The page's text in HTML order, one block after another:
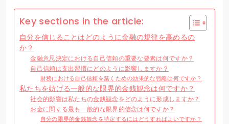
Key sections in the article:
自分を信じることはどのように金融の規律を高めるの
か？
金融意思決定における自己信頼の重要な要素は何ですか？
自己信頼は支出習慣にどのように影響しますか？
財務における自己信頼を築くための効果的な戦略は何ですか？
私たちを妨げる一般的な限界的金銭観念は何ですか？
社会的影響は私たちの金銭観念をどのように形成しますか？
お金に関する最も一般的な限界的信念は何ですか？
自分の限界的金銭観念を特定するにはどうすればよいですか？